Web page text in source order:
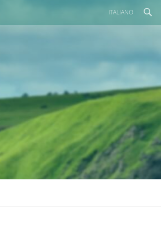
ITALIANO